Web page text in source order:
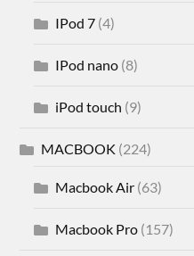
IPod 7 (4)
IPod nano (8)
iPod touch (9)
MACBOOK (224)
Macbook Air (63)
Macbook Pro (157)